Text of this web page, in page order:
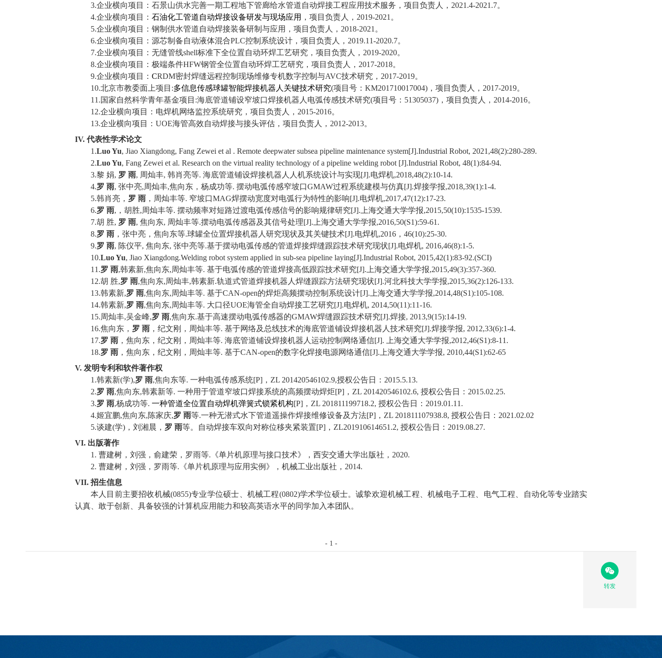
3.企业横向项目：石景山供水完善一期工程地下管廊给水管道自动焊接工程应用技术服务，项目负责人， 2021.4-2021.7。
4.企业横向项目： 石油化工管道自动焊接设备研发与现场应用 ，项目负责人， 2019-2021 。
5.企业横向项目：钢制供水管道自动焊接装备研制与应用，项目负责人， 2018-2021 。
6.企业横向项目：源芯制备自动液体混合PLC控制系统设计，项目负责人， 2019.11-2020.7。
7.企业横向项目：无缝管线shell标准下全位置自动环焊工艺研究，项目负责人， 2019-2020。
8.企业横向项目：极端条件HFW钢管全位置自动环焊工艺研究，项目负责人， 2017-2018。
9.企业横向项目： CRDM密封焊缝远程控制现场维修专机数字控制与AVC技术研究， 2017-2019。
10.北京市教委面上项目 :多信息传感球罐智能焊接机器人关键技术研究(项目号： KM201710017004) ，项目负责人， 2017-2019。
11.国家自然科学青年基金项目 :海底管道铺设窄坡口焊接机器人电弧传感技术研究(项目号： 51305037) ，项目负责人， 2014-2016。
12.企业横向项目：电焊机网络监控系统研究，项目负责人， 2015-2016。
13.企业横向项目： UOE海管高效自动焊接与接头评估，项目负责人， 2012-2013。
IV. 代表性学术论文
1.Luo Yu, Jiao Xiangdong, Fang Zewei et al . Remote deepwater subsea pipeline maintenance system[J].Industrial Robot, 2021,48(2):280-289.
2.Luo Yu, Fang Zewei et al. Research on the virtual reality technology of a pipeline welding robot [J].Industrial Robot, 48(1):84-94.
3.黎 娟, 罗 雨, 周灿丰, 韩肖亮等. 海底管道铺设焊接机器人人机系统设计与实现[J].电焊机,2018,48(2):10-14.
4.罗 雨, 张中亮,周灿丰,焦向东，杨成功等. 摆动电弧传感窄坡口GMAW过程系统建模与仿真[J].焊接学报,2018,39(1):1-4.
5.韩肖亮， 罗 雨 ，周灿丰等. 窄坡口MAG焊摆动宽度对电弧行为特性的影响[J].电焊机,2017,47(12):17-23.
6.罗 雨, ，胡胜,周灿丰等. 摆动频率对短路过渡电弧传感信号的影响规律研究[J]. 上海交通大学学报,2015,50(10):1535-1539.
7.胡 胜, 罗 雨, 焦向东, 周灿丰等.摆动电弧传感器及其信号处理[J]. 上海交通大学学报,2016,50(S1):59-61.
8.罗 雨 ，张中亮，焦向东等.球罐全位置焊接机器人研究现状及其关键技术[J].电焊机,2016 ， 46(10):25-30.
9.罗 雨, 陈仪平, 焦向东, 张中亮等.基于摆动电弧传感的管道焊接焊缝跟踪技术研究现状[J].电焊机, 2016,46(8):1-5.
10.Luo Yu, Jiao Xiangdong.Welding robot system applied in sub-sea pipeline laying[J].Industrial Robot, 2015,42(1):83-92.(SCI)
11.罗 雨,韩素新,焦向东,周灿丰等. 基于电弧传感的管道焊接高低跟踪技术研究[J]. 上海交通大学学报,2015,49(3):357-360.
12.胡 胜,罗 雨,焦向东,周灿丰,韩素新.轨道式管道焊接机器人焊缝跟踪方法研究现状[J].河北科技大学学报,2015,36(2):126-133.
13.韩素新,罗 雨,焦向东,周灿丰等. 基于CAN-open的焊炬高频摆动控制系统设计[J]. 上海交通大学学报,2014,48(S1):105-108.
14.韩素新,罗 雨,焦向东,周灿丰等. 大口径UOE海管全自动焊接工艺研究[J].电焊机, 2014,50(11):11-16.
15.周灿丰,吴金峰,罗 雨,焦向东.基于高速摆动电弧传感器的GMAW焊缝跟踪技术研究[J].焊接, 2013,9(15):14-19.
16.焦向东， 罗 雨 ，纪文刚，周灿丰等. 基于网络及总线技术的海底管道铺设焊接机器人技术研究[J].焊接学报, 2012,33(6):1-4.
17.罗 雨 ，焦向东，纪文刚，周灿丰等. 海底管道铺设焊接机器人运动控制网络通信[J]. 上海交通大学学报,2012,46(S1):8-11.
18.罗 雨 ，焦向东，纪文刚，周灿丰等. 基于CAN-open的数字化焊接电源网络通信[J]. 上海交通大学学报, 2010,44(S1):62-65
V. 发明专利和软件著作权
1.韩素新(学),罗 雨,焦向东等. 一种电弧传感系统[P] ， ZL 201420546102.9,授权公告日： 2015.5.13.
2.罗 雨,焦向东,韩素新等. 一种用于管道窄坡口焊接系统的高频摆动焊炬[P] ， ZL 201420546102.6, 授权公告日： 2015.02.25.
3.罗 雨,杨成功等. 一种管道全位置自动焊机弹簧式锁紧机构[P] ， ZL 201811199718.2, 授权公告日： 2019.01.11.
4.姬宜鹏,焦向东,陈家庆,罗 雨等.一种无潜式水下管道遥操作焊接维修设备及方法[P] ， ZL 201811107938.8, 授权公告日： 2021.02.02
5.谈建(学) ，刘湘晨， 罗 雨等。自动焊接车双向对称位移夹紧装置[P] ， ZL201910614651.2, 授权公告日： 2019.08.27.
VI. 出版著作
1. 曹建树，刘强，俞建荣，罗雨等. 《单片机原理与接口技术》，西安交通大学出版社， 2020.
2. 曹建树，刘强，罗雨等. 《单片机原理与应用实例》，机械工业出版社， 2014.
VII. 招生信息
本人目前主要招收机械(0855)专业学位硕士、机械工程(0802)学术学位硕士。诚挚欢迎机械工程、机械电子工程、电气工程、自动化等专业踏实
认真、敢于创新、具备较强的计算机应用能力和较高英语水平的同学加入本团队。
- 1 -
转发